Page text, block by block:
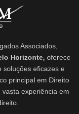
Associados,
Horizonte, oferece
soluções eficazes e
principal em Direito
experiência em